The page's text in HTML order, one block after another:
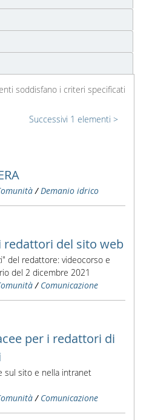
soddisfano i criteri specificati
Successivi 1 elementi
/Demanio idrico
redattori del sito web
del redattore: videocorso e
del 2 dicembre 2021
/ Comunicazione
per i redattori di
sul sito e nella intranet
/ Comunicazione